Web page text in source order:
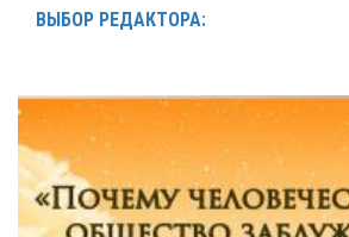
ВЫБОР РЕДАКТОРА: